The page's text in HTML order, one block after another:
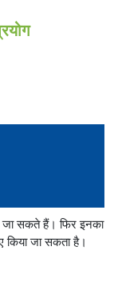
सकते हैं। फिर इनका
जा सकता है।